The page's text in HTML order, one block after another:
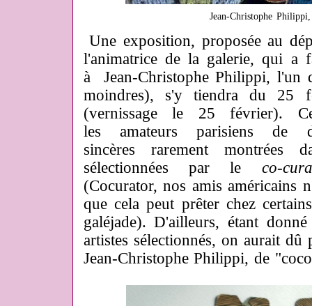
Jean-Christophe
Une exposition, proposée au
l'animatrice de la galerie, qui a
à Jean-Christophe Philippi, l'un
moindres), s'y tiendra du 25
(vernissage le 25 février).
les amateurs parisiens de
sincères rarement montrées
sélectionnées par le co-
(Cocurator, nos amis américains
que cela peut prêter chez
galéjade). D'ailleurs, étant
artistes sélectionnés, on aurait
Jean-Christophe Philippi, de